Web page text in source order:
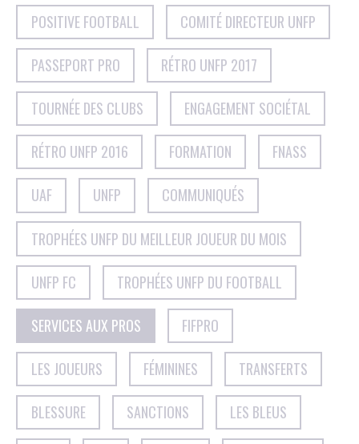
POSITIVE FOOTBALL COMITÉ DIRECTEUR UNFP
PASSEPORT PRO RÉTRO UNFP 2017
TOURNÉE DES CLUBS ENGAGEMENT SOCIÉTAL
RÉTRO UNFP 2016 FORMATION FNASS
UAF UNFP COMMUNIQUÉS
TROPHÉES UNFP DU MEILLEUR JOUEUR DU MOIS
UNFP FC TROPHÉES UNFP DU FOOTBALL
SERVICES AUX PROS FIFPRO
LES JOUEURS FÉMININES TRANSFERTS
BLESSURE SANCTIONS LES BLEUS